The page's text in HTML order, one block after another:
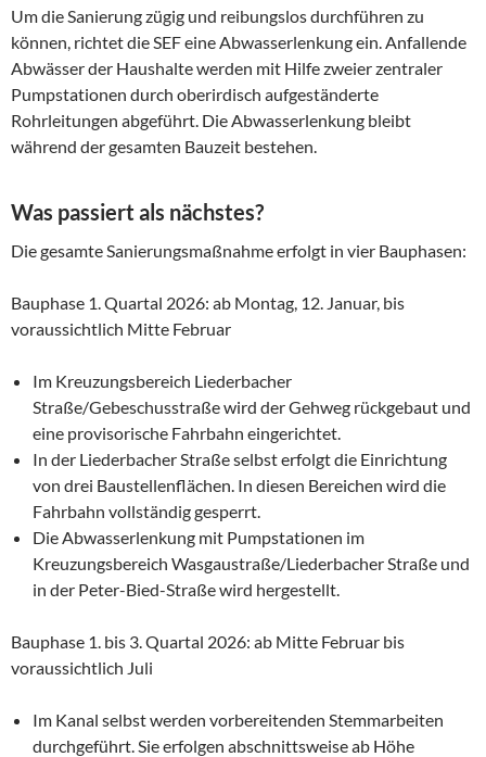
Um die Sanierung zügig und reibungslos durchführen zu
können, richtet die SEF eine Abwasserlenkung ein. Anfallende
Abwässer der Haushalte werden mit Hilfe zweier zentraler
Pumpstationen durch oberirdisch aufgeständerte
Rohrleitungen abgeführt. Die Abwasserlenkung bleibt
während der gesamten Bauzeit bestehen.
Was passiert als nächstes?
Die gesamte Sanierungsmaßnahme erfolgt in vier Bauphasen:
Bauphase 1. Quartal 2026: ab Montag, 12. Januar, bis
voraussichtlich Mitte Februar
Im Kreuzungsbereich Liederbacher
Straße/Gebeschusstraße wird der Gehweg rückgebaut und
eine provisorische Fahrbahn eingerichtet.
In der Liederbacher Straße selbst erfolgt die Einrichtung
von drei Baustellenflächen. In diesen Bereichen wird die
Fahrbahn vollständig gesperrt.
Die Abwasserlenkung mit Pumpstationen im
Kreuzungsbereich Wasgaustraße/Liederbacher Straße und
in der Peter-Bied-Straße wird hergestellt.
Bauphase 1. bis 3. Quartal 2026: ab Mitte Februar bis
voraussichtlich Juli
Im Kanal selbst werden vorbereitenden Stemmarbeiten
durchgeführt. Sie erfolgen abschnittsweise ab Höhe